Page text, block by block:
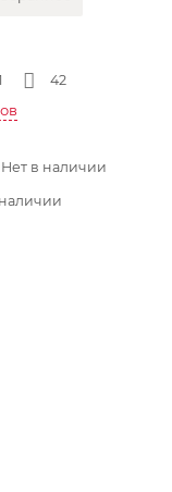
42
Нет в наличии